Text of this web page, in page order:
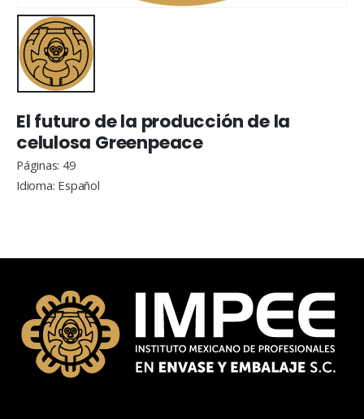
El futuro de la producción de la
celulosa Greenpeace
Páginas: 49
Idioma: Español